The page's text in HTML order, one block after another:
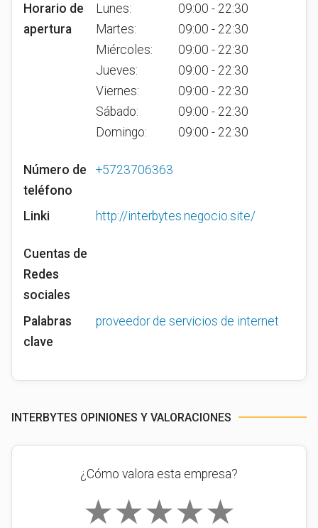
Horario de
apertura
Lunes:
09:00 - 22:30
Martes:
09:00 - 22:30
Miércoles:
09:00 - 22:30
Jueves:
09:00 - 22:30
Viernes:
09:00 - 22:30
Sábado:
09:00 - 22:30
Domingo:
09:00 - 22:30
Número de
teléfono
+5723706363
Linki http://interbytes.negocio.site/
Cuentas de
Redes
sociales
Palabras
clave
proveedor de servicios de internet
INTERBYTES OPINIONES Y VALORACIONES
¿Cómo valora esta empresa?
★
★
★
★
★